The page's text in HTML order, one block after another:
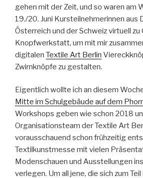
gehen mit der Zeit, und so waren am
19./20. Juni Kursteilnehmerinnen aus
Österreich und der Schweiz virtuell zu
Knopfwerkstatt, um mit mir
digitalen Textile Art Berlin
Zwirnknöpfe zu gestalten.
Eigentlich wollte ich an diesem
Mitte im Schulgebäude auf dem
Workshops geben wie schon 2018
Organisationsteam der Textile Art
vorausschauend schon frühzeitig
Textilkunstmesse mit vielen
Modenschauen und Ausstellungen
verlegen. Um all jene, die sich zum